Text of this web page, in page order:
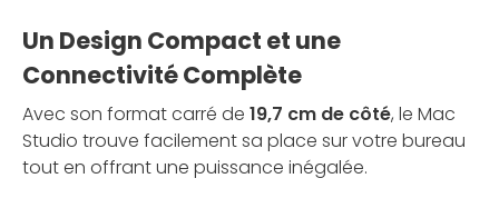
Un Design Compact et une
Connectivité Complète
Avec son format carré de 19,7 cm de côté, le Mac
Studio trouve facilement sa place sur votre bureau
tout en offrant une puissance inégalée.